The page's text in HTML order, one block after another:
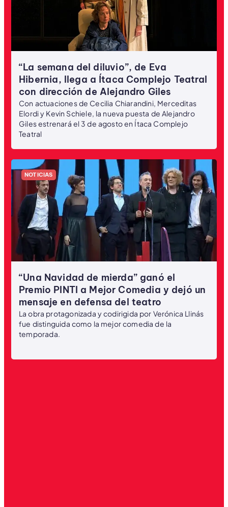
“La semana del diluvio”, de Eva
Hibernia, llega a Ítaca Complejo Teatral
con dirección de Alejandro Giles
Con actuaciones de Cecilia Chiarandini, Merceditas
Elordi y Kevin Schiele, la nueva puesta de Alejandro
Giles estrenará el 3 de agosto en Ítaca Complejo
Teatral
NOTICIAS
“Una Navidad de mierda” ganó el
Premio PINTI a Mejor Comedia y dejó un
mensaje en defensa del teatro
La obra protagonizada y codirigida por Verónica Llinás
fue distinguida como la mejor comedia de la
temporada.